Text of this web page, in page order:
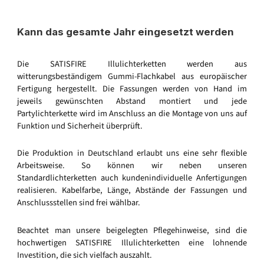
Kann das gesamte Jahr eingesetzt werden
Die SATISFIRE Illulichterketten werden aus
witterungsbeständigem Gummi-Flachkabel aus europäischer
Fertigung hergestellt. Die Fassungen werden von Hand im
jeweils gewünschten Abstand montiert und jede
Partylichterkette wird im Anschluss an die Montage von uns auf
Funktion und Sicherheit überprüft.
Die Produktion in Deutschland erlaubt uns eine sehr flexible
Arbeitsweise. So können wir neben unseren
Standardlichterketten auch kundenindividuelle Anfertigungen
realisieren. Kabelfarbe, Länge, Abstände der Fassungen und
Anschlussstellen sind frei wählbar.
Beachtet man unsere beigelegten Pflegehinweise, sind die
hochwertigen SATISFIRE Illulichterketten eine lohnende
Investition, die sich vielfach auszahlt.